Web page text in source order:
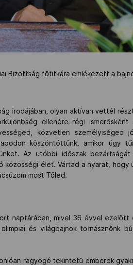
Bizottság főtitkára emlékezett a
irodájában, olyan aktívan vettél
ellenére régi
közvetlen
köszöntöttünk, amikor úgy
Az utóbbi időszak
élet. Vártad a nyarat, hogy
most Tőled.
naptárában, mivel 36 évvel
és világbajnok tornásznőnk
ragyogó tekintetű emberek